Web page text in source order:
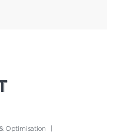
Optimisation